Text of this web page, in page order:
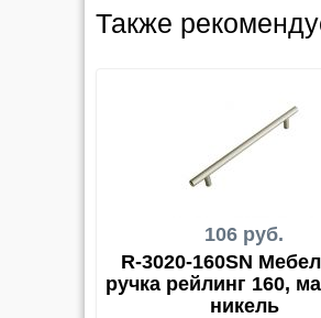
Также
106 руб.
R-3020-160SN
ручка рейлинг 160,
никель